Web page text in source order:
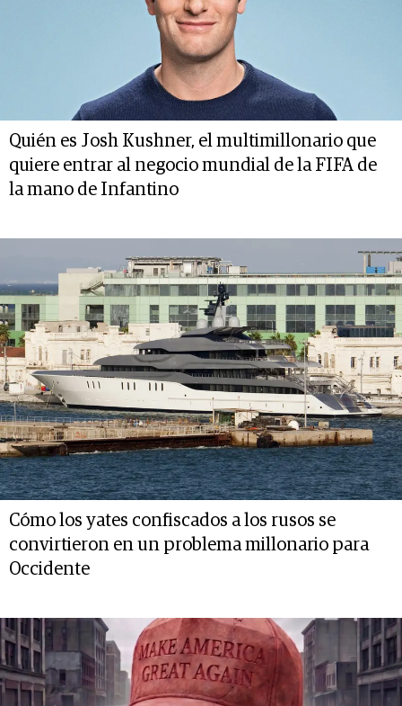
Quién es Josh Kushner, el multimillonario que
quiere entrar al negocio mundial de la FIFA de
la mano de Infantino
Cómo los yates confiscados a los rusos se
convirtieron en un problema millonario para
Occidente